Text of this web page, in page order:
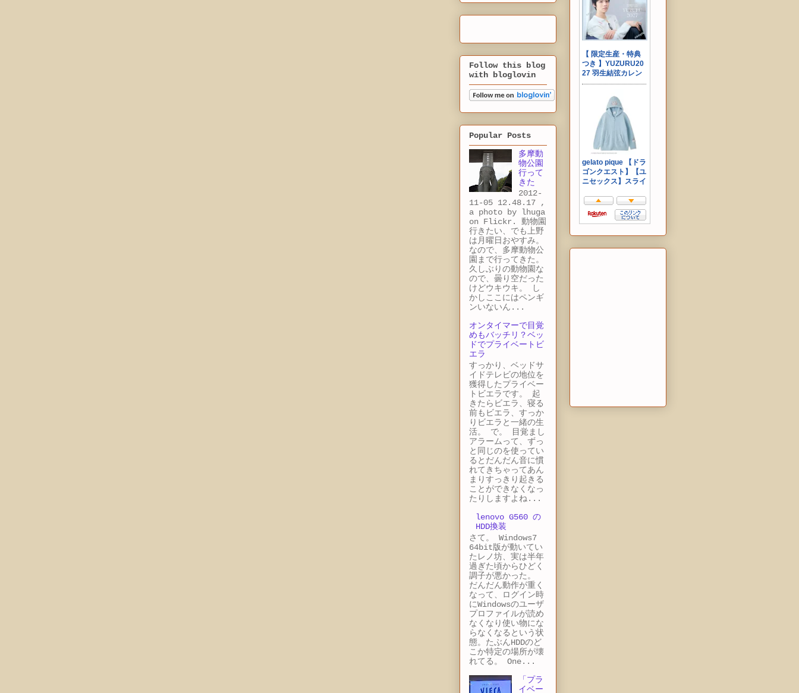
Follow this blog
with bloglovin
Popular Posts
多摩動
物公園
行って
きた
2012-
11-05 12.48.17 ,
a photo by lhuga
on Flickr. 動物園
行きたい、でも上野
は月曜日おやすみ。
なので、多摩動物公
園まで行ってきた。
久しぶりの動物園な
ので、曇り空だった
けどウキウキ。 し
かしここにはペンギ
ンいないん...
オンタイマーで目覚
めもバッチリ？ベッ
ドでプライベートビ
エラ
すっかり、ベッドサ
イドテレビの地位を
獲得したプライベー
トビエラです。 起
きたらビエラ、寝る
前もビエラ、すっか
りビエラと一緒の生
活。 で。 目覚まし
アラームって、ずっ
と同じのを使ってい
るとだんだん音に慣
れてきちゃってあん
まりすっきり起きる
ことができなくなっ
たりしますよね...
lenovo G560 の
HDD換装
さて。 Windows7
64bit版が動いてい
たレノ坊、実は半年
過ぎた頃からひどく
調子が悪かった。
だんだん動作が重く
なって、ログイン時
にWindowsのユーザ
プロファイルが読め
なくなり使い物にな
らなくなるという状
態。たぶんHDDのど
こか特定の場所が壊
れてる。 One...
「プラ
イベー